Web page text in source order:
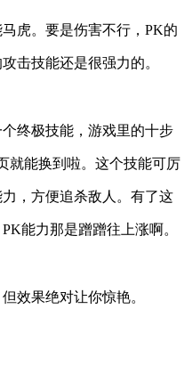
虎。要是伤害不行，PK的
击技能还是很强力的。
终极技能，游戏里的十步
就能换到啦。这个技能可厉
，方便追杀敌人。有了这
能力那是蹭蹭往上涨啊。
效果绝对让你惊艳。